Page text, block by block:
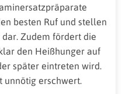
besten Ruf und stellen
Zudem fördert die
den Heißhunger auf
später eintreten wird.
unnötig erschwert.